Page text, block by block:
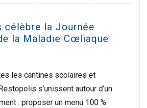
célèbre la Journée
la Maladie Cœliaque
les cantines scolaires et
s’unissent autour d’un
: proposer un menu 100 %